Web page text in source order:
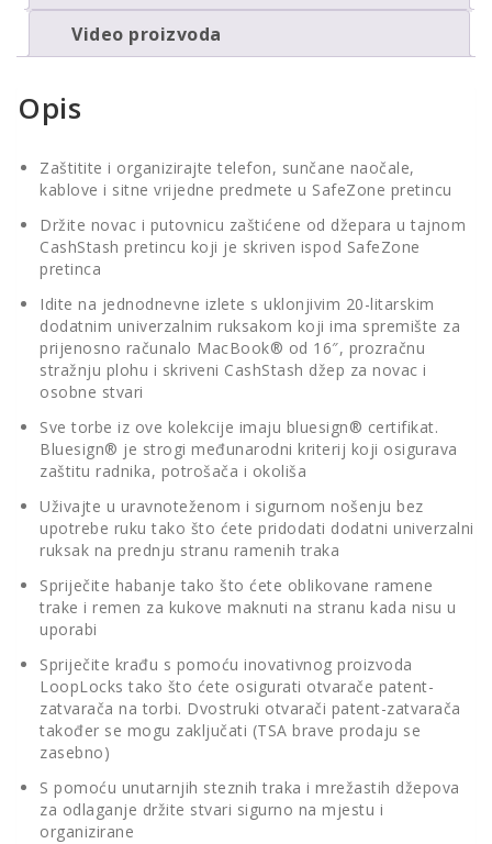
Video proizvoda
Opis
Zaštitite i organizirajte telefon, sunčane naočale,
kablove i sitne vrijedne predmete u SafeZone pretincu
Držite novac i putovnicu zaštićene od džepara u tajnom
CashStash pretincu koji je skriven ispod SafeZone
pretinca
Idite na jednodnevne izlete s uklonjivim 20-litarskim
dodatnim univerzalnim ruksakom koji ima spremište za
prijenosno računalo MacBook® od 16″, prozračnu
stražnju plohu i skriveni CashStash džep za novac i
osobne stvari
Sve torbe iz ove kolekcije imaju bluesign® certifikat.
Bluesign® je strogi međunarodni kriterij koji osigurava
zaštitu radnika, potrošača i okoliša
Uživajte u uravnoteženom i sigurnom nošenju bez
upotrebe ruku tako što ćete pridodati dodatni univerzalni
ruksak na prednju stranu ramenih traka
Spriječite habanje tako što ćete oblikovane ramene
trake i remen za kukove maknuti na stranu kada nisu u
uporabi
Spriječite krađu s pomoću inovativnog proizvoda
LoopLocks tako što ćete osigurati otvarače patent-
zatvarača na torbi. Dvostruki otvarači patent-zatvarača
također se mogu zaključati (TSA brave prodaju se
zasebno)
S pomoću unutarnjih steznih traka i mrežastih džepova
za odlaganje držite stvari sigurno na mjestu i
organizirane